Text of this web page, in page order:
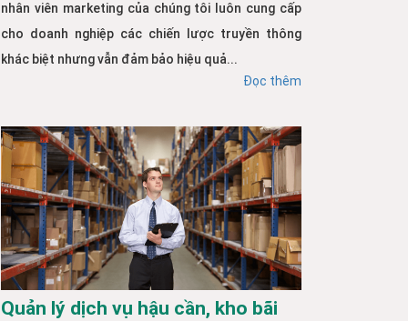
nhân viên marketing của chúng tôi luôn cung cấp
cho doanh nghiệp các chiến lược truyền thông
khác biệt nhưng vẫn đảm bảo hiệu quả...
Đọc thêm
Quản lý dịch vụ hậu cần, kho bãi